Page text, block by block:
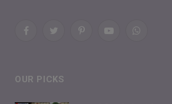
FacebookTwitterPinterestYouTubeWhatsApp
OUR PICKS